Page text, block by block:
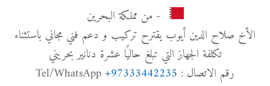
- من مملكة البحرين
الأخ صلاح الدين أيوب يقترح تركيب و دعم فني مجاني باستثناء
تكلفة الجهاز التي تبلغ حاليًا عشرة دنانير بحريني
رقم الاتصال : Tel/WhatsApp +97333442235